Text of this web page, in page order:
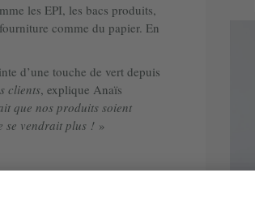
les EPI, les bacs produits,
comme du papier. En
d’une touche de vert depuis
clients, explique Anaïs
que nos produits soient
se vendrait plus ! »
nous proposons une
pas la simple envie de